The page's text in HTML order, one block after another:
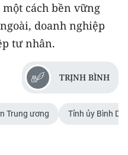
cách bền vững
doanh nghiệp
tư nhân.
TRỊNH BÌNH
Trung ương Tỉnh ủy Bình